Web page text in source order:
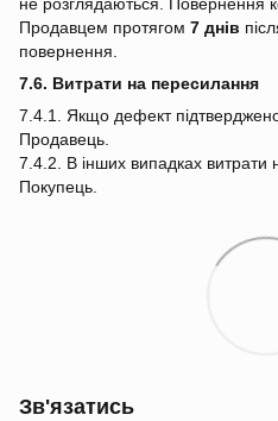
Продавцем протягом 7 днів
повернення.
7.6. Витрати на пересилання
7.4.1. Якщо дефект
Продавець.
7.4.2. В інших випадках витрати
Покупець.
Зв'язатись